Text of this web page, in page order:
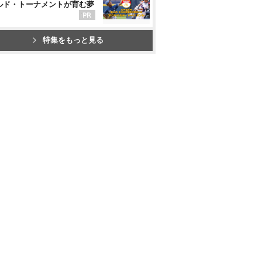
ド・トーナメントが育む夢
特集をもっと見る